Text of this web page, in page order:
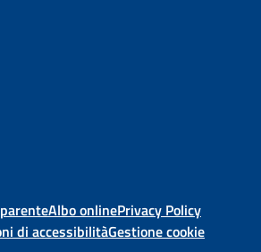
Albo onlinePrivacy Policy
di accessibilitàGestione cookie